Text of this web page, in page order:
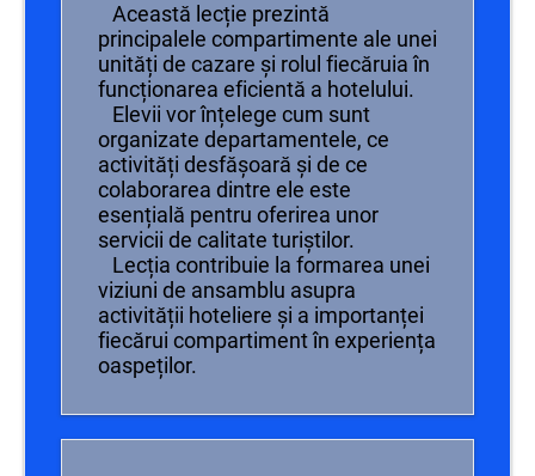
Această lecție prezintă
principalele compartimente ale unei
unități de cazare și rolul fiecăruia în
funcționarea eficientă a hotelului.
Elevii vor înțelege cum sunt
organizate departamentele, ce
activități desfășoară și de ce
colaborarea dintre ele este
esențială pentru oferirea unor
servicii de calitate turiștilor.
Lecția contribuie la formarea unei
viziuni de ansamblu asupra
activității hoteliere și a importanței
fiecărui compartiment în experiența
oaspeților.